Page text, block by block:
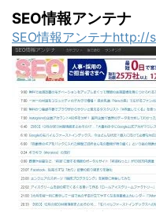
SEO情報アンテナ
SEO情報アンテナ